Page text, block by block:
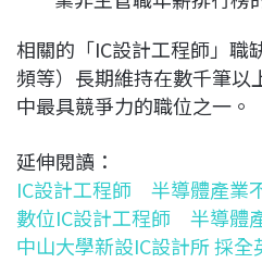
相關的「IC設計工程師」職
頻等）長期維持在數千筆以
中最具競爭力的職位之一。
延伸閱讀：
IC設計工程師 半導體產業
數位IC設計工程師 半導體
中山大學新設IC設計所 採全